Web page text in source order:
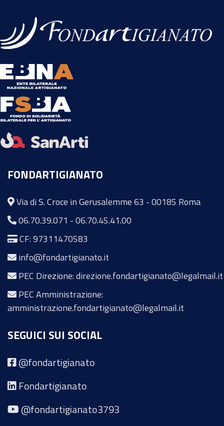
FONDARTIGIANATO
Via di S. Croce in Gerusalemme 63 - 00185 Roma
06.70.39.071 -06.70.45.41.00
CF: 97311470583
info@fondartigianato.it
PEC Direzione: direzione.fondartigianato@legalmail.it
PEC Amministrazione:
amministrazione.fondartigianato@legalmail.it
SEGUICI SUI SOCIAL
@fondartigianato
Fondartigianato
@fondartigianato3793